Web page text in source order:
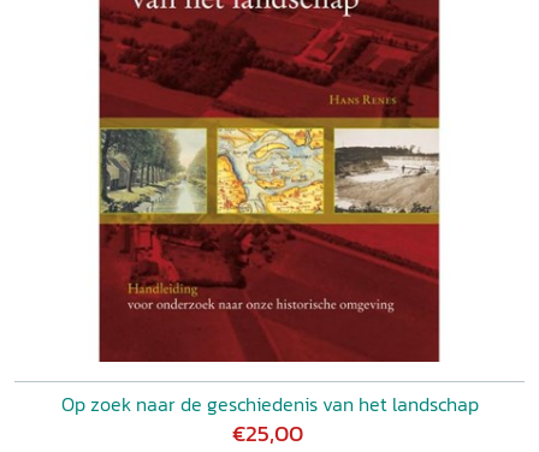
Op zoek naar de geschiedenis van het landschap
€25,00